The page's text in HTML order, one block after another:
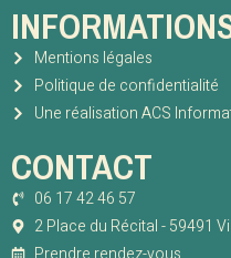
Mentions légales
Politique de confidentialité
Une réalisation ACS
CONTACT
06 17 42 46 57
2 Place du Récital - 59491